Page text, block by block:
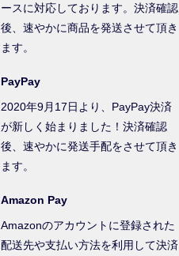
ースに対応しております。決済確認
後、速やかに商品を発送させて頂き
ます。
PayPay
2020年9月17日より、PayPay決済
が新しく始まりました！決済確認
後、速やかに発送手配をさせて頂き
ます。
Amazon Pay
Amazonのアカウントに登録された
配送先や支払い方法を利用して決済